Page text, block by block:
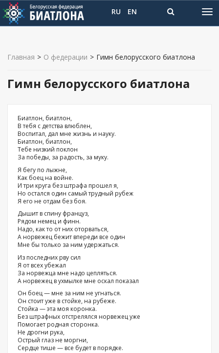
RU EN
Главная > О федерации > Гимн белорусского биатлона
Гимн белорусского биатлона
Биатлон, биатлон,
В тебя с детства влюблен,
Воспитал, дал мне жизнь и науку.
Биатлон, биатлон,
Тебе низкий поклон
За победы, за радость, за муку.
Я бегу по лыжне,
Как боец на войне.
И три круга без штрафа прошел я,
Но остался один самый трудный рубеж
Я его не отдам без боя.
Дышит в спину француз,
Рядом немец и финн.
Надо, как то от них оторваться,
А норвежец бежит впереди все один
Мне бы только за ним удержаться.
Из последних рву сил
Я от всех убежал
За норвежца мне надо цепляться.
А норвежец в ухмылке мне оскал показал
Он боец — мне за ним не угнаться.
Он стоит уже в стойке, на рубеже.
Стойка — эта моя коронка.
Без штрафных отстрелялся норвежец уже
Помогает родная сторонка.
Не дрогни рука,
Острый глаз не моргни,
Сердце тише — все будет в порядке.